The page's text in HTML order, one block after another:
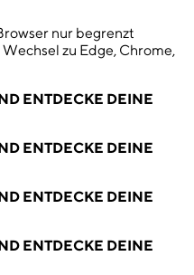
nur begrenzt
zu Edge, Chrome,
ENTDECKE DEINE
ENTDECKE DEINE
ENTDECKE DEINE
ENTDECKE DEINE